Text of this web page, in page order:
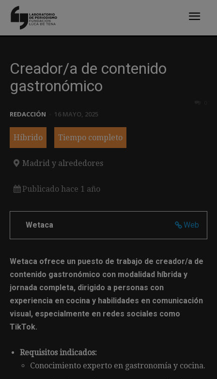
Creador/a de contenido
gastronómico
REDACCIÓN 16 MAYO, 2025
Híbrido Tiempo completo
Madrid y alrededores
Publicado hace 1 año
Web
Wetaca
Wetaca ofrece un puesto de trabajo de creador/a de
contenido gastronómico con modalidad híbrida y
jornada completa, dirigido a personas con
experiencia en cocina y habilidades en comunicación
visual, especialmente en redes sociales como
TikTok.
Requisitos indicados:
Conocimiento experto en gastronomía y cocina.